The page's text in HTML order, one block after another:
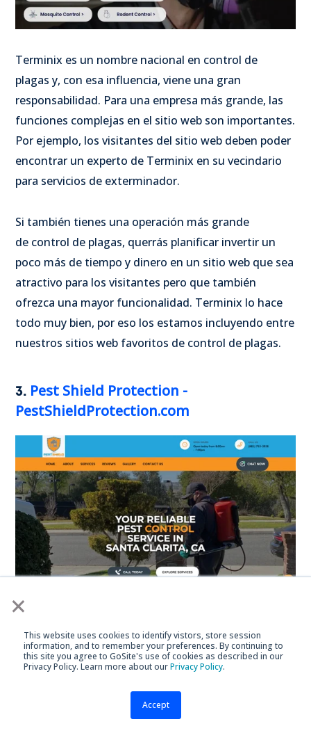
×
This website uses cookies to identify vistors, store session
information, and to remember your preferences. By continuing to
this site you agree to GoSite's use of cookies as described in our
Privacy Policy. Learn more about ourPrivacy Policy.
Accept
Terminix es un nombre nacional en control de
plagas y, con esa influencia, viene una gran
responsabilidad. Para una empresa más grande, las
funciones complejas en el sitio web son importantes.
Por ejemplo, los visitantes del sitio web deben poder
encontrar un experto de Terminix en su vecindario
para servicios de exterminador.
Si también tienes una operación más grande
de control de plagas, querrás planificar invertir un
poco más de tiempo y dinero en un sitio web que sea
atractivo para los visitantes pero que también
ofrezca una mayor funcionalidad. Terminix lo hace
todo muy bien, por eso los estamos incluyendo entre
nuestros sitios web favoritos de control de plagas.
3. Pest Shield Protection -
PestShieldProtection.com
Pest Shield Protection es un Cliente de GoSite -
Simple. Nos encanta.
Pest Shield Protection tiene excelentes colores y una
buena estructura de sitio web de control de plagas.